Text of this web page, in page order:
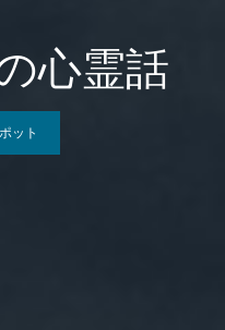
心霊話
ット